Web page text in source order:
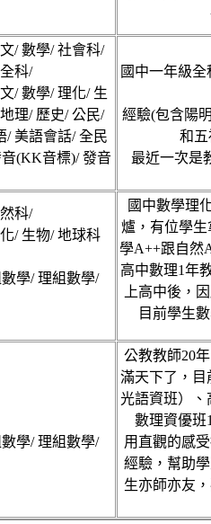
/ 數學/ 社會科/
科/
/ 數學/ 理化/ 生
理/ 歷史/ 公民/
/ 美語會話/ 全民
(KK音標)/ 發音
國中一年級
經驗(包含陽
和
最近一次是
科/
/ 生物/ 地球科
學/ 理組數學/
國中數學理
爐，有位學
學A++跟自然
高中數理1年
上高中後，
目前學生
學/ 理組數學/
公教教師20
滿天下了，目
光語資班）、
數理資優班
用直觀的感
經驗，幫助
生亦師亦友